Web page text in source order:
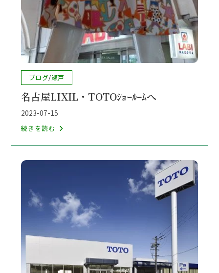
投
カ
テ
リ
ー:
ブログ/瀬戸
名古屋LIXIL・TOTOｼｮｰﾙｰﾑへ
投
稿
開
2023-07-15
続きを読む
LIXIL・
ｮ
ｰ
ｰ
へ